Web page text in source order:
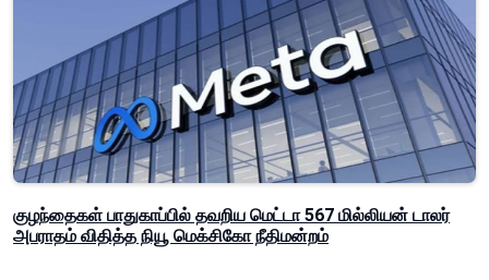
குழந்தைகள் பாதுகாப்பில் தவறிய மெட்டா 567 மில்லியன் டாலர்
அபராதம் விதித்த நியூ மெக்சிகோ நீதிமன்றம்